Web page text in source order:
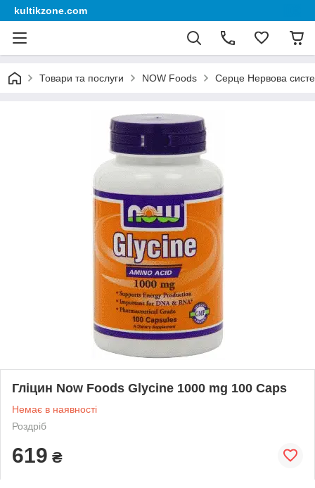
kultikzone.com
Товари та послуги NOW Foods Серце Нервова
Гліцин Now Foods Glycine 1000 mg 100 Caps
Немає в наявності
Роздріб
619 ₴